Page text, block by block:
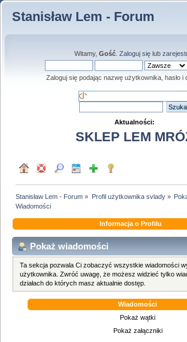
Stanisław Lem - Forum
Witamy, Gość. Zaloguj sięlub
Zaloguj się podając nazwę użytkownika, hasło i
Aktualności:
SKLEP LEM
Stanisław Lem - Forum » Profil użytkownika svlady»
Wiadomości
Informacja o Profilu
Pokaż wiadomości
Ta sekcja pozwala Ci zobaczyć wszystkie wiadomości
użytkownika. Zwróć uwagę, że możesz widzieć tylko
działach do których masz aktualnie dostęp.
Wiadomości
Pokaż wątki
Pokaż załączniki